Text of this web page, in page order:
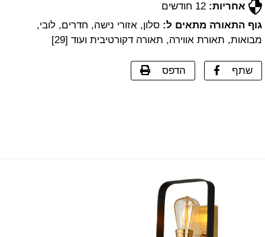
אחריות:
גוף התאורה מתאים ל: סלון, אזורי נישה, חדרים, לובי,
מבואות, תאורת אווירה, תאורה דקורטיבית ועוד [29]
שתף הדפס